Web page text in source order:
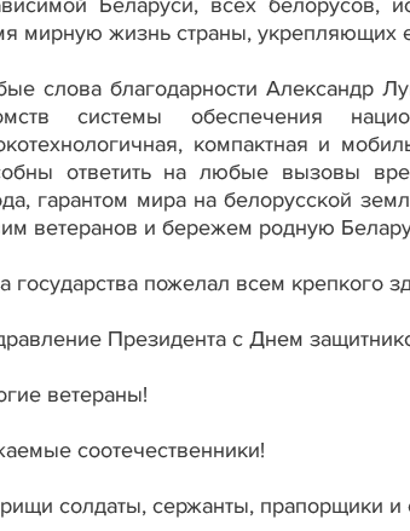
мирную жизнь страны, укрепляющих
слова благодарности Александр
системы обеспечения
компактная и
ответить на любые вызовы
гарантом мира на белорусской
ветеранов и бережем родную
государства пожелал всем крепкого
Президента с Днем
ветераны!
соотечественники!
солдаты, сержанты, прапорщики